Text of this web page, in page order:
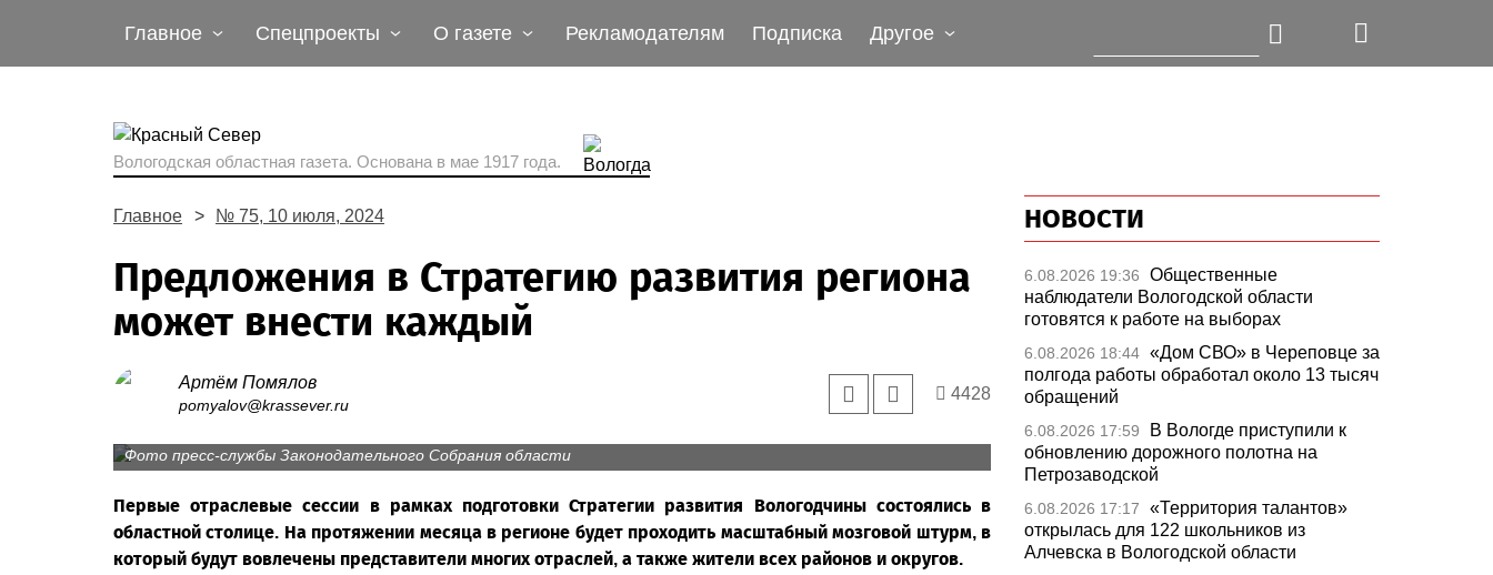
Главное Спецпроекты О газете Рекламодателям Подписка Другое
Вологодская областная газета. Основана в мае 1917 года.
Главное № 75, 10 июля, 2024
Предложения в Стратегию развития региона
может внести каждый
Артём Помялов
pomyalov@krassever.ru
4428
Более 60 экспертов приняли участие в обсуждении перспектив развития культуры и туризма в
Фото пресс-службы Законодательного Собрания области
Первые отраслевые сессии в рамках подготовки Стратегии развития Вологодчины состоялись в
областной столице. На протяжении месяца в регионе будет проходить масштабный мозговой штурм, в
который будут вовлечены представители многих отраслей, а также жители всех районов и округов.
НОВОСТИ
6.08.2026 19:36
Общественные
наблюдатели Вологодской области
готовятся к работе на выборах
6.08.2026 18:44 «Дом СВО» в Череповце за
полгода работы обработал около 13 тысяч
обращений
6.08.2026 17:59
В Вологде приступили к
обновлению дорожного полотна на
Петрозаводской
6.08.2026 17:17
«Территория талантов»
открылась для 122 школьников из
Алчевска в Вологодской области